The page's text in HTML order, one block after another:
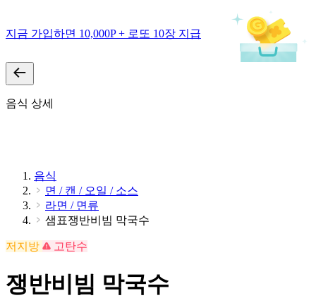
지금 가입하면 10,000P + 로또 10장 지급
음식 상세
음식
면 / 캔 / 오일 / 소스
라면 / 면류
샘표쟁반비빔 막국수
저지방 고탄수
쟁반비빔 막국수